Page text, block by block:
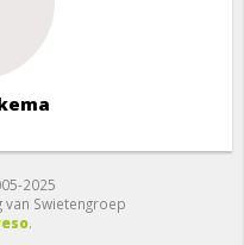
2025
Swietengroep
.